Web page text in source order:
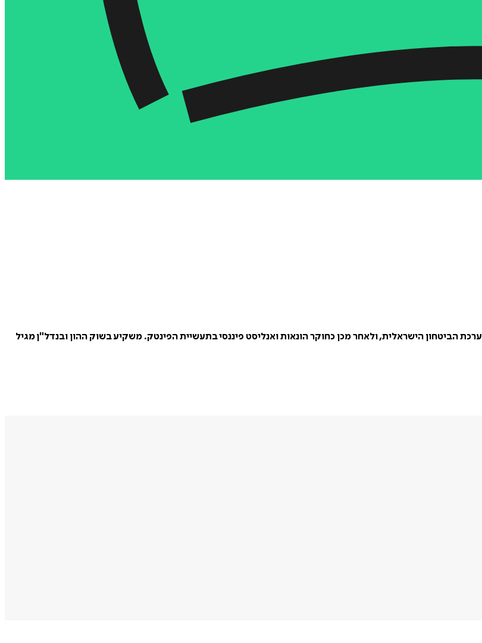
הביטחון הישראלית, ולאחר מכן כחוקר הונאות ואנליסט פיננסי בתעשיית הפינטק. משקיע בשוק ההון ובנדל"ן מגיל